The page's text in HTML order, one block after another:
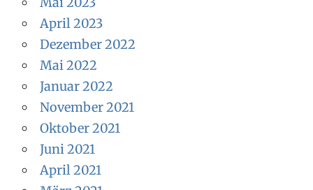
April 2023
Dezember 2022
Mai 2022
Januar 2022
November 2021
Oktober 2021
Juni 2021
April 2021